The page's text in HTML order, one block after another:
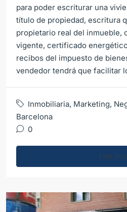
para poder escriturar una
título de propiedad, escritura
propietario real del inmueble,
vigente, certificado
recibos del impuesto de
vendedor tendrá que facilitar
Inmobiliaria, Marketing,
Barcelona
0
Lee